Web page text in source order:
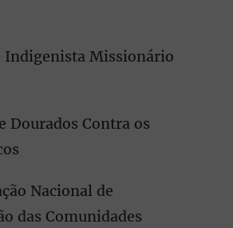
Indigenista Missionário
Dourados Contra os
Nacional de
das Comunidades